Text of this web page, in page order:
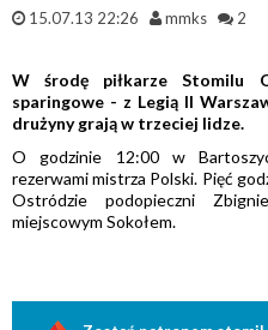
15.07.13 22:26 mmks 2
W środę piłkarze Stomilu
sparingowe - z Legią II
drużyny grają w trzeciej lidze.
O godzinie 12:00 w
rezerwami mistrza Polski. Pięć
Ostródzie podopieczni
miejscowym Sokołem.